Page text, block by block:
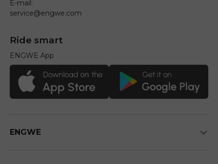
E-mail:
service@engwe.com
Ride smart
ENGWE App
ENGWE